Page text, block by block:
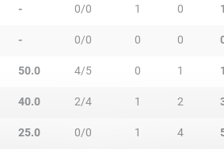
- 0/0 1 0 1
- 0/0 0 0
50.0 4/5 0 1 1
40.0 2/4 1 2
25.0 0/0 1 4